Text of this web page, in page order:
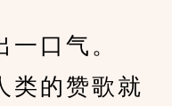
口气。
的赞歌就